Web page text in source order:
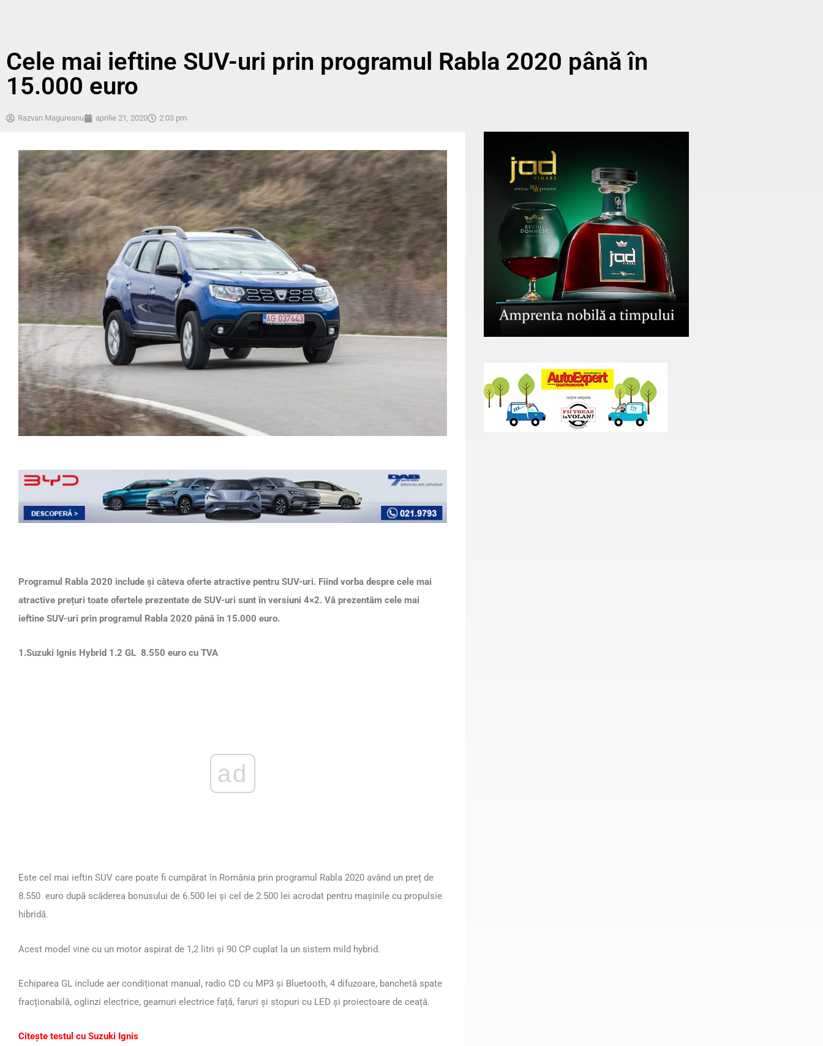
Cele mai ieftine SUV-uri prin programul Rabla 2020 până în
15.000 euro
Razvan Magureanu aprilie 21, 2020 2:03 pm
Programul Rabla 2020 include și câteva oferte atractive pentru SUV-uri. Fiind vorba despre cele mai
atractive prețuri toate ofertele prezentate de SUV-uri sunt în versiuni 4×2. Vă prezentăm cele mai
ieftine SUV-uri prin programul Rabla 2020 până în 15.000 euro.
1.Suzuki Ignis Hybrid 1.2 GL 8.550 euro cu TVA
ad
Este cel mai ieftin SUV care poate fi cumpărat în România prin programul Rabla 2020 având un preț de
8.550 euro după scăderea bonusului de 6.500 lei și cel de 2.500 lei acrodat pentru mașinile cu propulsie
hibridă.
Acest model vine cu un motor aspirat de 1,2 litri și 90 CP cuplat la un sistem mild hybrid.
Echiparea GL include aer condiționat manual, radio CD cu MP3 și Bluetooth, 4 difuzoare, banchetă spate
fracționabilă, oglinzi electrice, geamuri electrice față, faruri și stopuri cu LED și proiectoare de ceață.
Citește testul cu Suzuki Ignis
Page
,Page
,Page
,Page
,Page
,Page
,Page
,Page
,Page
,Page